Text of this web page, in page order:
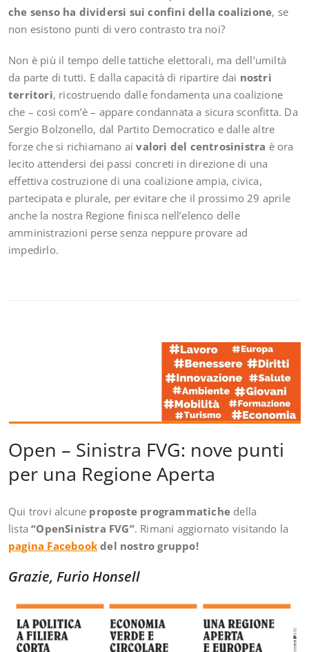
che senso ha dividersi sui confini della coalizione, se
non esistono punti di vero contrasto tra noi?
Non è più il tempo delle tattiche elettorali, ma dell’umiltà
da parte di tutti. E dalla capacità di ripartire dai nostri
territori, ricostruendo dalle fondamenta una coalizione
che – così com’è – appare condannata a sicura sconfitta. Da
Sergio Bolzonello, dal Partito Democratico e dalle altre
forze che si richiamano aivalori del centrosinistra è ora
lecito attendersi dei passi concreti in direzione di una
effettiva costruzione di una coalizione ampia, civica,
partecipata e plurale, per evitare che il prossimo 29 aprile
anche la nostra Regione finisca nell’elenco delle
amministrazioni perse senza neppure provare ad
impedirlo.
Open – Sinistra FVG: nove punti
per una Regione Aperta
Qui trovi alcune proposte programmatiche della
lista “OpenSinistra FVG”. Rimani aggiornato visitando la
pagina Facebook del nostro gruppo!
Grazie, Furio Honsell